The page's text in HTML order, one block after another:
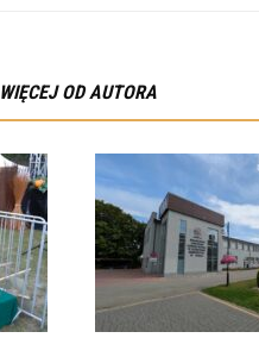
WIĘCEJ OD AUTORA